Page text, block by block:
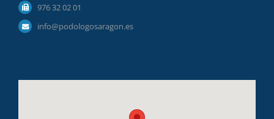
976 32 02 01
info@podologosaragon.es